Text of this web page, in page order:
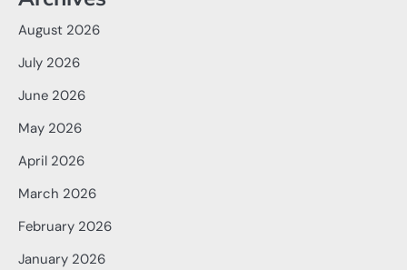
August 2026
July 2026
June 2026
May 2026
April 2026
March 2026
February 2026
January 2026